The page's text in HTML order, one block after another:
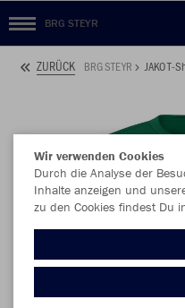
BRG STEYR
ZURÜCK BRG STEYR JAKO T-
Wir verwenden Cookies
Durch die Analyse der
Inhalte anzeigen und
zu den Cookies findest Du